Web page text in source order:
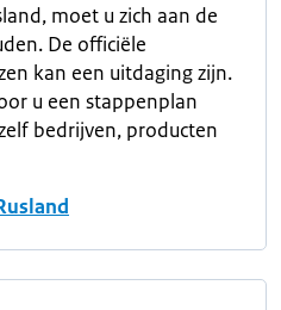
moet u zich aan de
De officiële
kan een uitdaging zijn.
u een stappenplan
bedrijven, producten